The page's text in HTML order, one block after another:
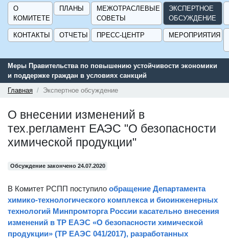
О
КОМИТЕТЕ
ПЛАНЫ
МЕЖОТРАСЛЕВЫЕ
СОВЕТЫ
ЭКСПЕРТНОЕ
ОБСУЖДЕНИЕ
КОНТАКТЫ ОТЧЕТЫ ПРЕСС-ЦЕНТР МЕРОПРИЯТИЯ
Меры Правительства по повышению устойчивости экономики
и поддержке граждан в условиях санкций
Главная
Экспертное обсуждение
О внесении изменений в
тех.регламент ЕАЭС "О безопасности
химической продукции"
Обсуждение закончено 24.07.2020
В Комитет РСПП поступило обращение Департамента
химико-технологического комплекса и биоинженерных
технологий Минпромторга России касательно внесения
изменений в ТР ЕАЭС «О безопасности химической
продукции» (ТР ЕАЭС 041/2017), разработанных